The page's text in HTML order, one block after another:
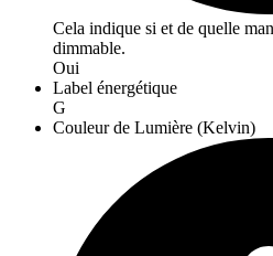
Cela indique si et de quelle
dimmable.
Oui
Label énergétique
G
Couleur de Lumière (Kelvin)